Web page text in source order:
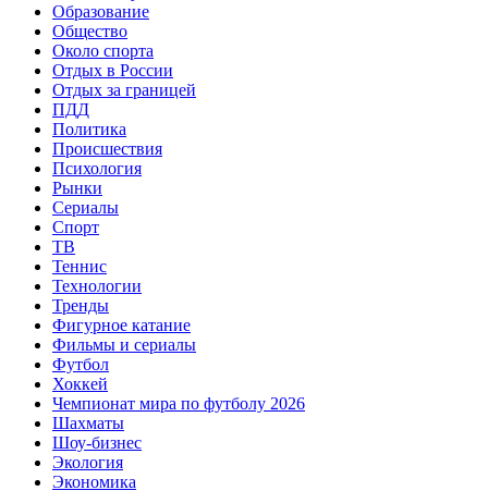
Образование
Общество
Около спорта
Отдых в России
Отдых за границей
ПДД
Политика
Происшествия
Психология
Рынки
Сериалы
Спорт
ТВ
Теннис
Технологии
Тренды
Фигурное катание
Фильмы и сериалы
Футбол
Хоккей
Чемпионат мира по футболу 2026
Шахматы
Шоу-бизнес
Экология
Экономика